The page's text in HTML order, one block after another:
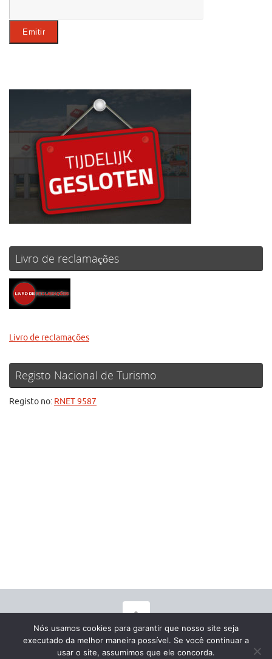
Livro de reclamações
Livro de reclamações
Registo Nacional de Turismo
Registo no: RNET 9587
@Copyright by Plano5 - Developed by Portugalore
Livro de reclamações POLÍTICA DE PRIVACIDADE e COOKIE do Plano5
Nós usamos cookies para garantir que nosso site seja
executado da melhor maneira possível. Se você continuar a
usar o site, assumimos que ele concorda.